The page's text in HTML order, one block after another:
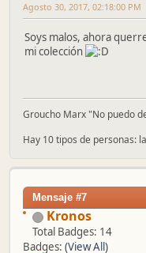
Agosto 30, 2017, 02:18:00 PM
Soys malos, ahora
mi colección
Groucho Marx "No puedo
Hay 10 tipos de personas:
Mensaje #7
Kronos
Total Badges: 14
Badges: (View All)